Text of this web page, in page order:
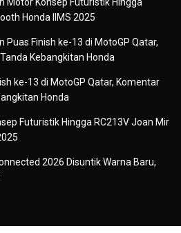
Motor Konsep Futuristik Hingga
Honda IIMS 2025
Puas Finish ke-13 di MotoGP Qatar,
Kebangkitan Honda
ke-13 di MotoGP Qatar, Komentar
Honda
Futuristik Hingga RC213V Joan Mir
2026 Disuntik Warna Baru,